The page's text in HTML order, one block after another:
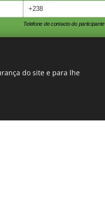
Telefone de contacto do participante
do site e para lhe